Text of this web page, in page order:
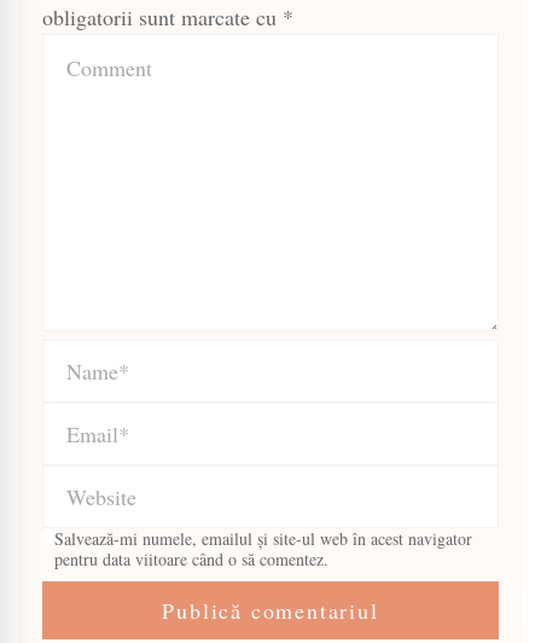
obligatorii sunt marcate cu *
Salvează-mi numele, emailul și site-ul web în acest navigator
pentru data viitoare când o să comentez.